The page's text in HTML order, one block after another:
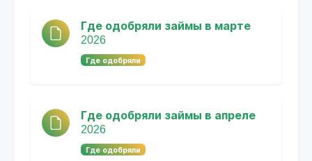
Где одобряли займы в марте
2026
Где одобряли
Где одобряли займы в апреле
2026
Где одобряли